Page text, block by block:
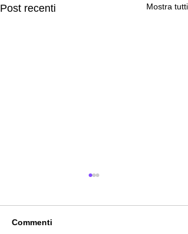
Post recenti Mostra tutti
Commenti